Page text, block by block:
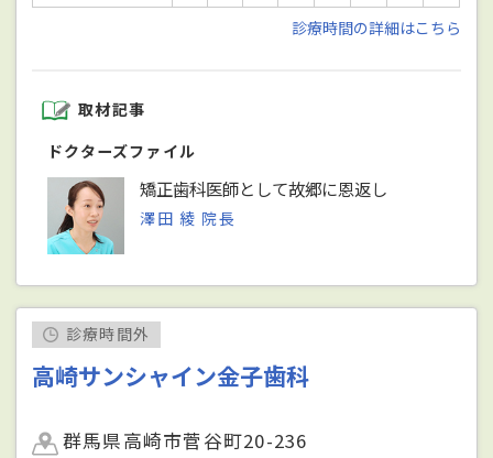
診療時間の詳細はこちら
取材記事
ドクターズファイル
矯正歯科医師として故郷に恩返し
澤田 綾 院長
診療時間外
高崎サンシャイン金子歯科
群馬県高崎市菅谷町20-236